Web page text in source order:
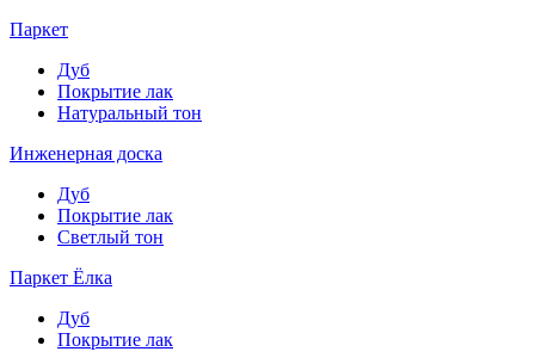
Паркет
Дуб
Покрытие лак
Натуральный тон
Инженерная доска
Дуб
Покрытие лак
Светлый тон
Паркет Ёлка
Дуб
Покрытие лак